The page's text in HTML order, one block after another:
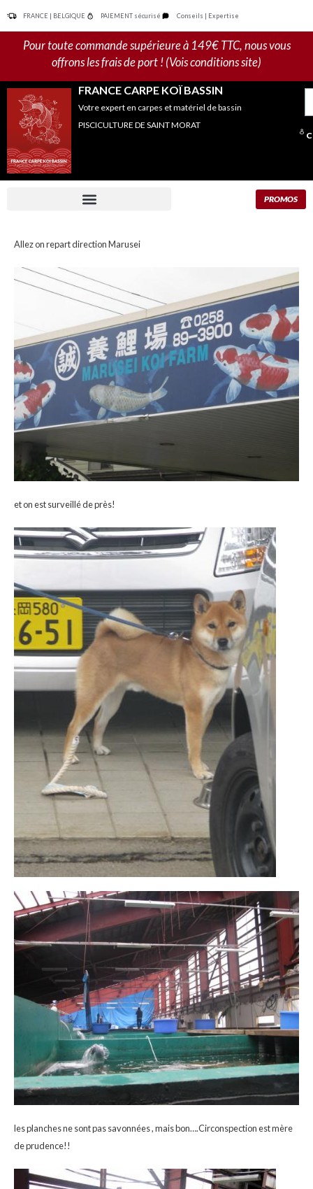
contenu
FRANCE | BELGIQUE PAIEMENT sécurisé Conseils | Expertise
Pour toute commande supérieure à 149€ TTC, nous vous
offrons les frais de port ! (Vois conditions site)
FRANCE CARPE KOÏ BASSIN
Votre expert en carpes et matériel de bassin
PISCICULTURE DE SAINT MORAT
PROMOS
Allez on repart direction Marusei
et on est surveillé de près!
les planches ne sont pas savonnées , mais bon….Circonspection est mère
de prudence!!